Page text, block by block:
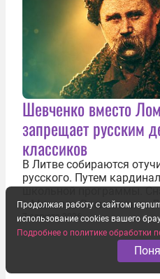
Шевченко вместо
запрещает русским
классиков
В Литве собираются
русского. Путем
школьной программы.
с Михаила Васильевича
правительства Литвы
предложил исключить
общего образования.
7 августа 2026
Продолжая работу с сайтом
использование cookies вашего
Подробнее о политике обработки